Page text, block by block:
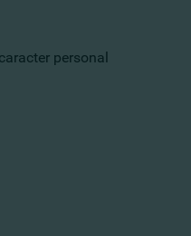
personal